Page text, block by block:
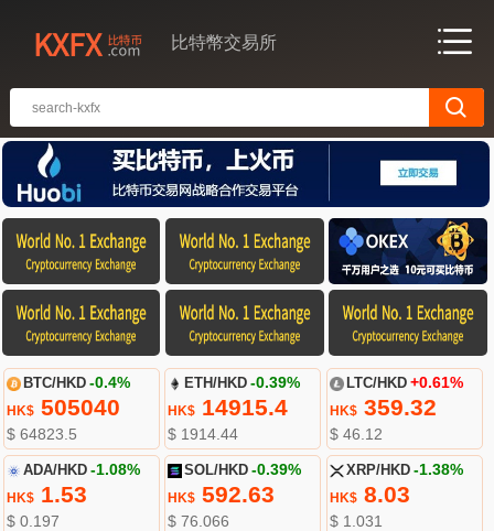
比特幣交易所
BTC/HKD -0.4%
HK$505040
$ 64823.5
ETH/HKD -0.39%
HK$ 14915.4
$ 1914.44
LTC/HKD +0.61%
HK$359.32
$ 46.12
ADA/HKD -1.08%
HK$1.53
$ 0.197
SOL/HKD -0.39%
HK$ 592.63
$ 76.066
XRP/HKD -1.38%
HK$8.03
$ 1.031